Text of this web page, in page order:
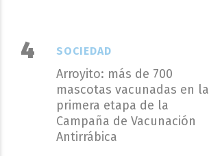
Arroyito: más de 700
mascotas vacunadas en la
primera etapa de la
Campaña de Vacunación
Antirrábica
SOCIEDAD